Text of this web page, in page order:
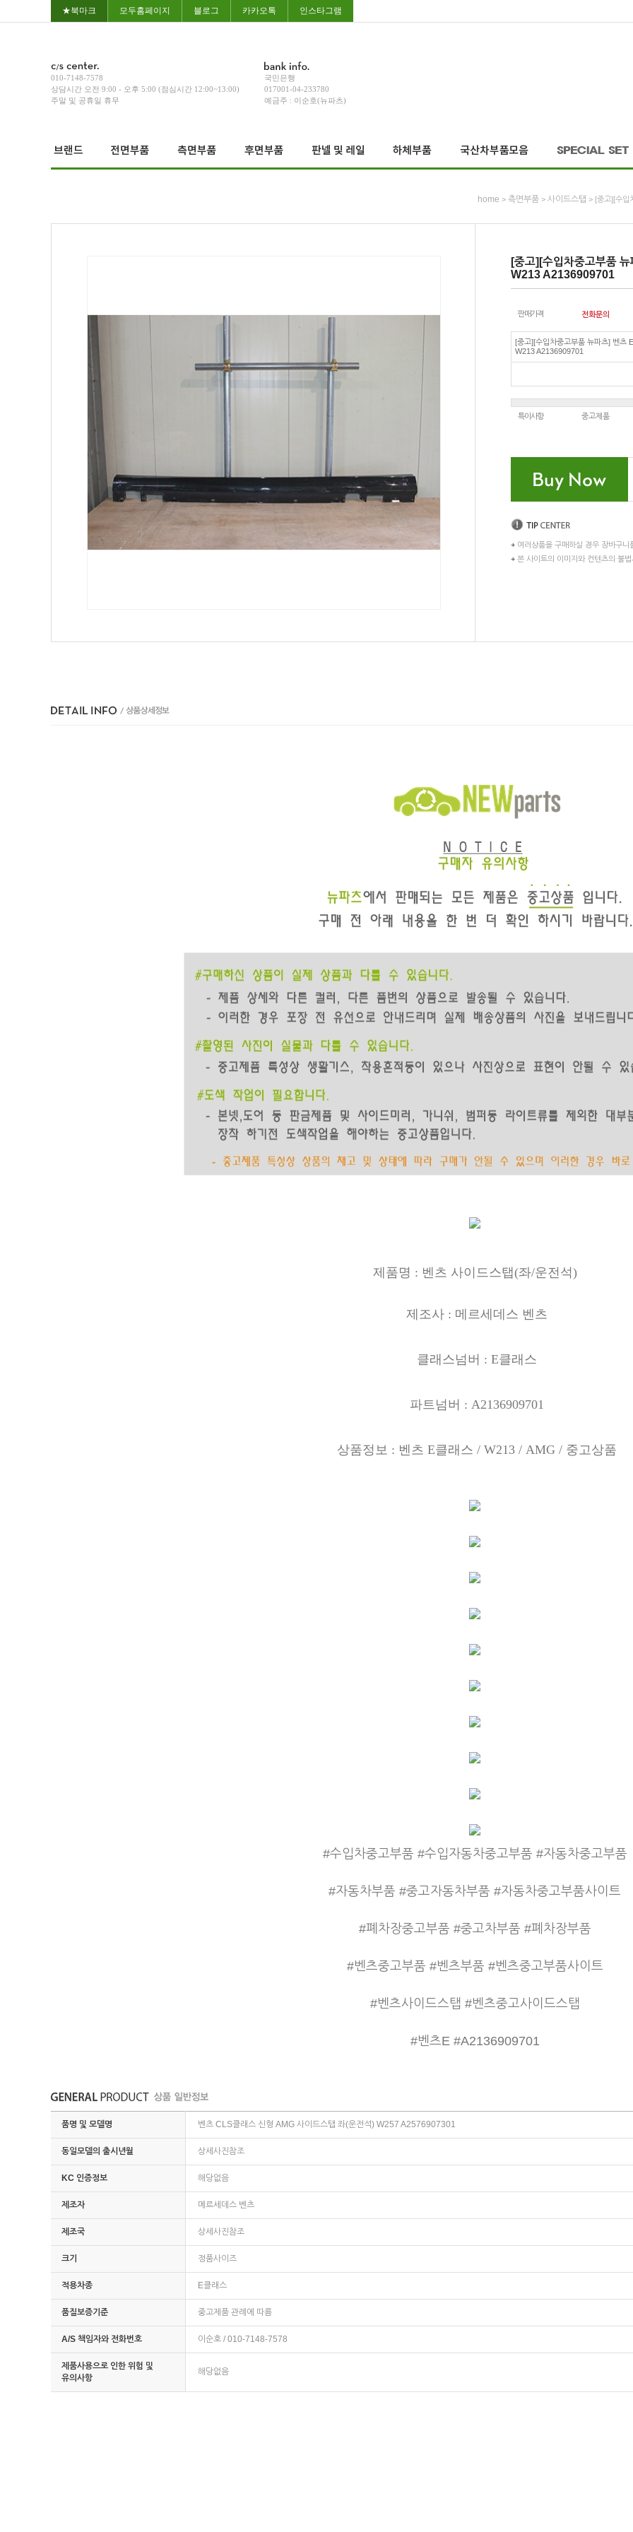
★북마크 모두홈페이지 블로그 카카오톡 인스타그램
010-7148-7578
상담시간 오전 9:00 - 오후 5:00 (점심시간 12:00~13:00)
주말 및 공휴일 휴무
국민은행
017001-04-233780
예금주 : 이순호(뉴파츠)
home > 측면부품 > 사이드스탭 > [중고][수입
[중고][수입차중고부품
W213 A2136909701
판매가격 전화문의
[중고][수입차중고부품 뉴파츠] 벤츠
W213 A2136909701
특이사항 중고제품
+ 여러상품을 구매하실 경우 장바구니
+ 본 사이트의 이미지와 컨텐츠의 불법
제품명 : 벤츠 사이드스탭(좌/운전석)
제조사 : 메르세데스 벤츠
클래스넘버 : E클래스
파트넘버 : A2136909701
상품정보 : 벤츠 E클래스 / W213 / AMG / 중고상품
#수입차중고부품 #수입자동차중고부품 #자동차중고부품
#자동차부품 #중고자동차부품 #자동차중고부품사이트
#폐차장중고부품 #중고차부품 #폐차장부품
#벤츠중고부품 #벤츠부품 #벤츠중고부품사이트
#벤츠사이드스탭 #벤츠중고사이드스탭
#벤츠E #A2136909701
품명 및 모델명 벤츠 CLS클래스 신형 AMG 사이드스탭 좌(운전석) W257 A2576907301
동일모델의 출시년월 상세사진참조
KC 인증정보 해당없음
제조자 메르세데스 벤츠
제조국 상세사진참조
크기 정품사이즈
적용차종 E클래스
품질보증기준 중고제품 관례에 따름
A/S 책임자와 전화번호 이순호 / 010-7148-7578
제품사용으로 인한 위험 및
유의사항
해당없음